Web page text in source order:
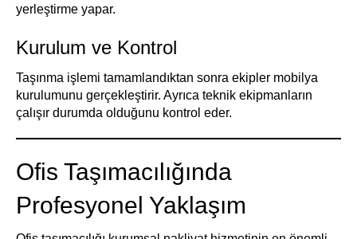
yerleştirme yapar.
Kurulum ve Kontrol
Taşınma işlemi tamamlandıktan sonra ekipler mobilya
kurulumunu gerçekleştirir. Ayrıca teknik ekipmanların
çalışır durumda olduğunu kontrol eder.
Ofis Taşımacılığında
Profesyonel Yaklaşım